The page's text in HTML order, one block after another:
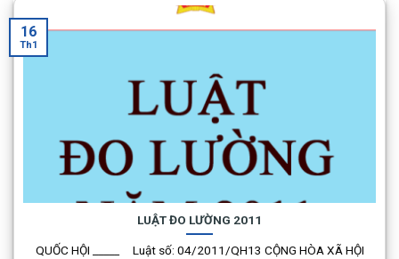
LUẬT ĐO LƯỜNG 2011
QUỐC HỘI _____ Luật số: 04/2011/QH13 CỘNG HÒA XÃ HỘI
16
Th1